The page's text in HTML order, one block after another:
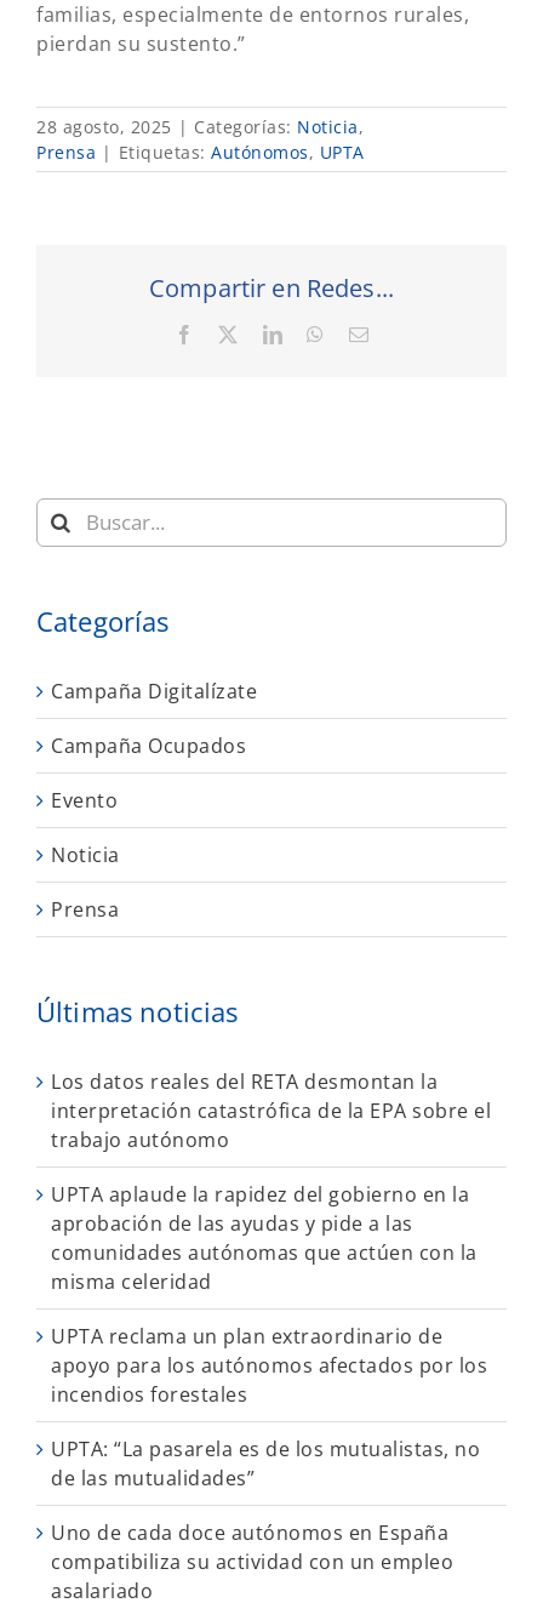
familias, especialmente de entornos rurales,
pierdan su sustento.”
28 agosto, 2025 | Categorías: Noticia,
Prensa | Etiquetas: Autónomos, UPTA
Compartir en Redes...
Facebook LinkedInWhatsApp
Correo
Buscar:
Categorías
Campaña Digitalízate
Campaña Ocupados
Evento
Noticia
Prensa
Últimas noticias
Los datos reales del RETA desmontan la
interpretación catastrófica de la EPA sobre el
trabajo autónomo
UPTA aplaude la rapidez del gobierno en la
aprobación de las ayudas y pide a las
comunidades autónomas que actúen con la
misma celeridad
UPTA reclama un plan extraordinario de
apoyo para los autónomos afectados por los
incendios forestales
UPTA: “La pasarela es de los mutualistas, no
de las mutualidades”
Uno de cada doce autónomos en España
compatibiliza su actividad con un empleo
asalariado